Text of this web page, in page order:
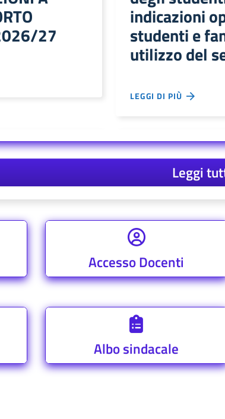
A S 2026/27
indicazioni
studenti e
utilizzo del
LEGGI DI PIÙ
Leggi
Accesso Docenti
Albo sindacale